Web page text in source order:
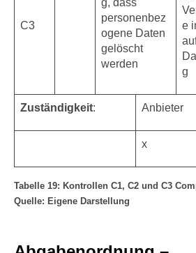
C3
g, dass
personenbez
ogene Daten
gelöscht
werden
e
g
Zuständigkeit: Anbieter
x
Tabelle 19: Kontrollen C1, C2 und C3
Quelle: Eigene Darstellung